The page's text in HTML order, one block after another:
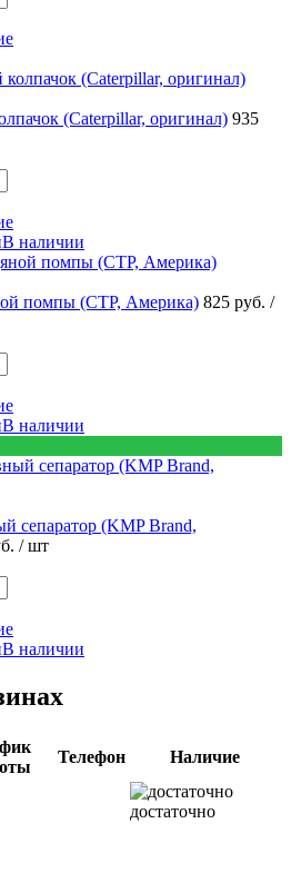
(Caterpillar, оригинал) 935
В наличии
помпы (CTP, Америка) 825 руб. /
В наличии
сепаратор (KMP Brand,
/ шт
В наличии
Телефон
Наличие
достаточно